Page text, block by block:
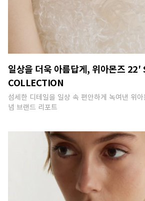
일상을 더욱 아름답게, 위아몬즈 22′
COLLECTION
섬세한 디테일을 일상 속 편안하게 녹여낸 위
념 브랜드 리포트